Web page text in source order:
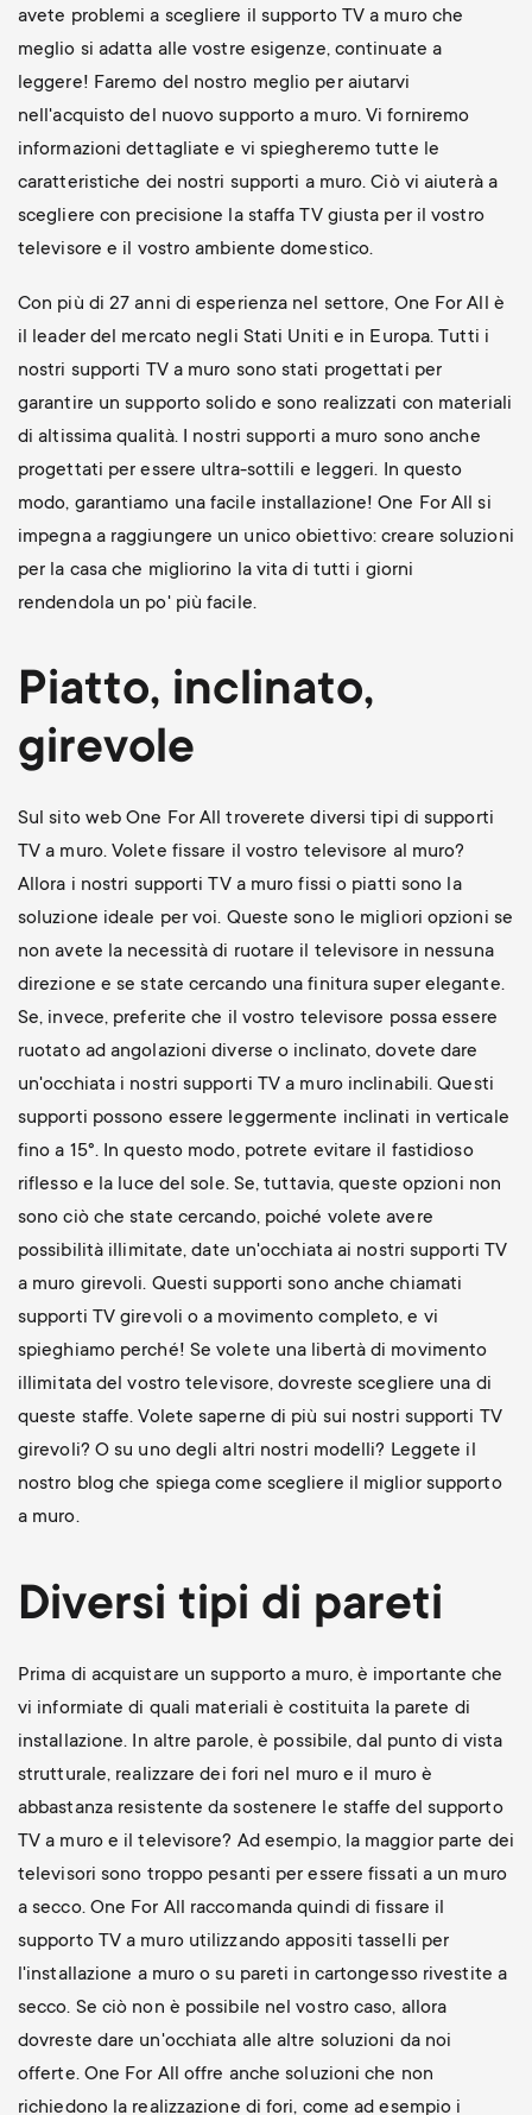
avete problemi a scegliere il supporto TV a muro che
meglio si adatta alle vostre esigenze, continuate a
leggere! Faremo del nostro meglio per aiutarvi
nell'acquisto del nuovo supporto a muro. Vi forniremo
informazioni dettagliate e vi spiegheremo tutte le
caratteristiche dei nostri supporti a muro. Ciò vi aiuterà a
scegliere con precisione la staffa TV giusta per il vostro
televisore e il vostro ambiente domestico.
Con più di 27 anni di esperienza nel settore, One For All è
il leader del mercato negli Stati Uniti e in Europa. Tutti i
nostri supporti TV a muro sono stati progettati per
garantire un supporto solido e sono realizzati con materiali
di altissima qualità. I nostri supporti a muro sono anche
progettati per essere ultra-sottili e leggeri. In questo
modo, garantiamo una facile installazione! One For All si
impegna a raggiungere un unico obiettivo: creare soluzioni
per la casa che migliorino la vita di tutti i giorni
rendendola un po' più facile.
Piatto, inclinato,
girevole
Sul sito web One For All troverete diversi tipi di supporti
TV a muro. Volete fissare il vostro televisore al muro?
Allora i nostri supporti TV a muro fissi o piatti sono la
soluzione ideale per voi. Queste sono le migliori opzioni se
non avete la necessità di ruotare il televisore in nessuna
direzione e se state cercando una finitura super elegante.
Se, invece, preferite che il vostro televisore possa essere
ruotato ad angolazioni diverse o inclinato, dovete dare
un'occhiata i nostri supporti TV a muro inclinabili. Questi
supporti possono essere leggermente inclinati in verticale
fino a 15°. In questo modo, potrete evitare il fastidioso
riflesso e la luce del sole. Se, tuttavia, queste opzioni non
sono ciò che state cercando, poiché volete avere
possibilità illimitate, date un'occhiata ai nostri supporti TV
a muro girevoli. Questi supporti sono anche chiamati
supporti TV girevoli o a movimento completo, e vi
spieghiamo perché! Se volete una libertà di movimento
illimitata del vostro televisore, dovreste scegliere una di
queste staffe. Volete saperne di più sui nostri supporti TV
girevoli? O su uno degli altri nostri modelli? Leggete il
nostro blog che spiega come scegliere il miglior supporto
a muro.
Diversi tipi di pareti
Prima di acquistare un supporto a muro, è importante che
vi informiate di quali materiali è costituita la parete di
installazione. In altre parole, è possibile, dal punto di vista
strutturale, realizzare dei fori nel muro e il muro è
abbastanza resistente da sostenere le staffe del supporto
TV a muro e il televisore? Ad esempio, la maggior parte dei
televisori sono troppo pesanti per essere fissati a un muro
a secco. One For All raccomanda quindi di fissare il
supporto TV a muro utilizzando appositi tasselli per
l'installazione a muro o su pareti in cartongesso rivestite a
secco. Se ciò non è possibile nel vostro caso, allora
dovreste dare un'occhiata alle altre soluzioni da noi
offerte. One For All offre anche soluzioni che non
richiedono la realizzazione di fori, come ad esempio i